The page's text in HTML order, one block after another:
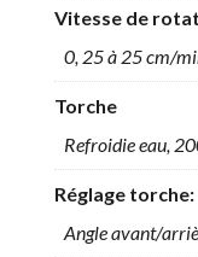
Vitesse de
0, 25 à 25 cm/
Torche
Refroidie eau,
Réglage torche:
Angle avant/